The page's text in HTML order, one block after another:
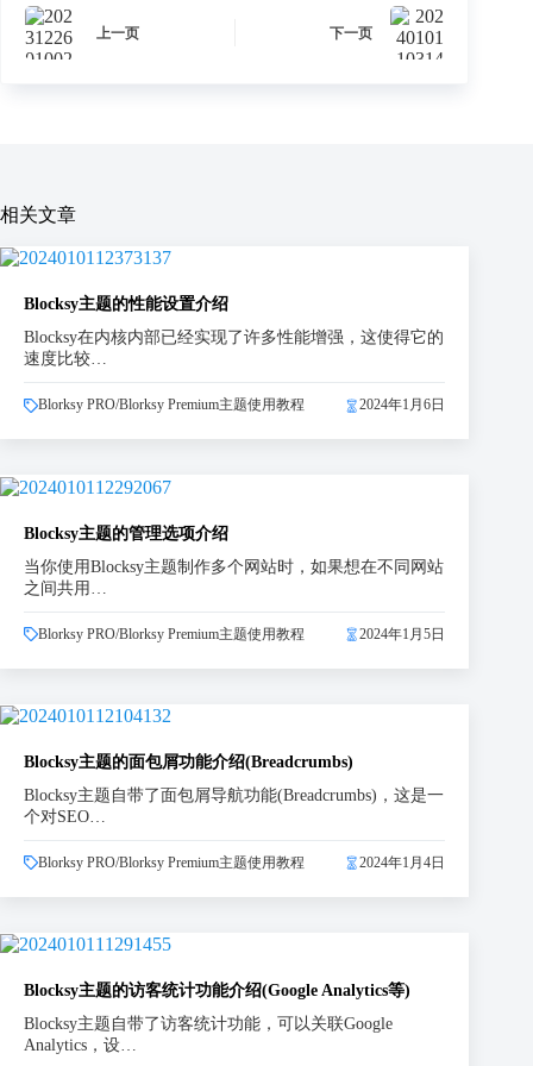
上一页 下一页
相关文章
Blocksy主题的性能设置介绍
Blocksy在内核内部已经实现了许多性能增强，这使得它的
速度比较…
Blorksy PRO/Blorksy Premium主题使用教程 2024年1月6日
Blocksy主题的管理选项介绍
当你使用Blocksy主题制作多个网站时，如果想在不同网站
之间共用…
Blorksy PRO/Blorksy Premium主题使用教程 2024年1月5日
Blocksy主题的面包屑功能介绍(Breadcrumbs)
Blocksy主题自带了面包屑导航功能(Breadcrumbs)，这是一
个对SEO…
Blorksy PRO/Blorksy Premium主题使用教程 2024年1月4日
Blocksy主题的访客统计功能介绍(Google Analytics等)
Blocksy主题自带了访客统计功能，可以关联Google
Analytics，设…